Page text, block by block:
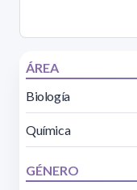
ÁREA
Biología
Química
GÉNERO